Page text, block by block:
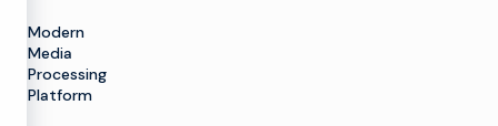
Modern
Media
Processing
Platform